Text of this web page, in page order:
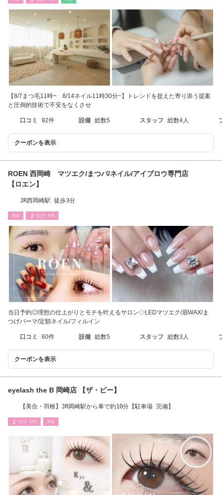
【8/7まつ毛11時~ 8/14ネイル11時30分~】トレンドを捉えた寄り添う提案
と圧倒的技術で不安をなくさせ
口コミ 92件 設備 総数5 スタッフ 総数4人
クーポンを表示
ROEN 西岡崎 マツエク/まつパ/ネイル/アイブロウ専門店
【ロエン】
JR西岡崎駅 徒歩3分
ﾈｲﾙ まつげ･ﾒｲｸ
当日予約◎理想の仕上がりとモチを叶えるサロン◇LEDマツエク/眉WAX/ま
つげパーマ/定額ネイル/フィルイン
口コミ 60件 設備 総数5 スタッフ 総数3人
クーポンを表示
eyelash the B 岡崎店 【ザ・ビー】
【美合・羽根】JR岡崎駅から車で約10分【駐車場 完備】
まつげ･ﾒｲｸ ﾈｲﾙ